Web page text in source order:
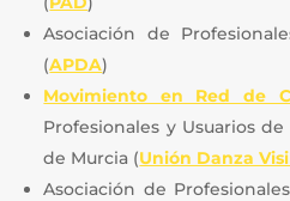
Asociación de
(APDA)
Movimiento en Red de
Profesionales y Usuarios
de Murcia (Unión Danza
Asociación de